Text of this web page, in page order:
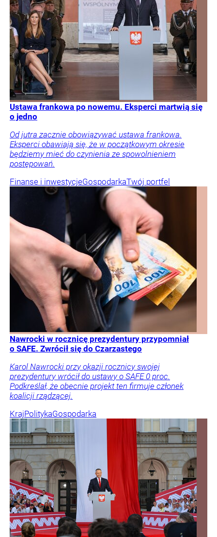
Ustawa frankowa po nowemu. Eksperci martwią się
o jedno
Od jutra zacznie obowiązywać ustawa frankowa.
Eksperci obawiają się, że w początkowym okresie
będziemy mieć do czynienia ze spowolnieniem
postępowań.
Finanse i inwestycjeGospodarkaTwój portfel
Nawrocki w rocznicę prezydentury przypomniał
o SAFE. Zwrócił się do Czarzastego
Karol Nawrocki przy okazji rocznicy swojej
prezydentury wrócił do ustawy o SAFE 0 proc.
Podkreślał, że obecnie projekt ten firmuje członek
koalicji rządzącej.
KrajPolitykaGospodarka